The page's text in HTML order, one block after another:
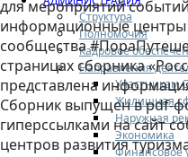
Структура
Полномочия
Кадровое
Направления
Участникам
Жилищная
Наружная
Экономика
Финансовое
для мероприятий
информационные центры
сообщества
страницах сборника
представлена
Сборник выпущен в pdf-
гиперссылками на сайт
центров развития